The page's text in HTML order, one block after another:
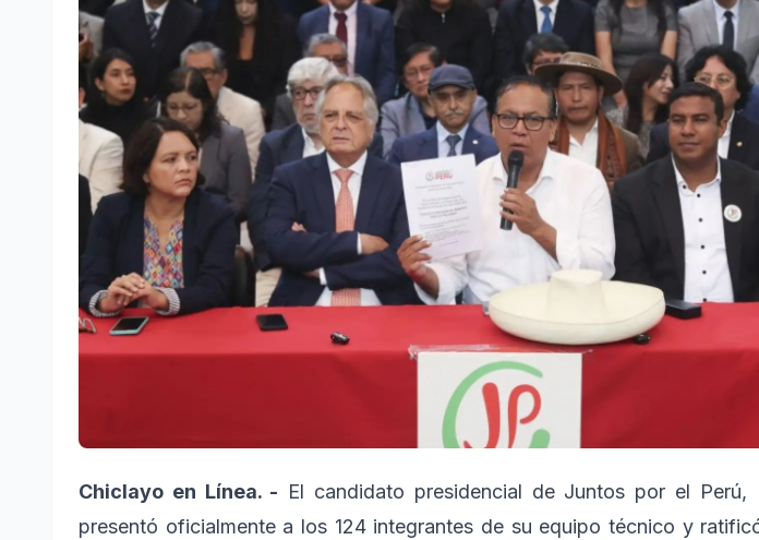
Chiclayo en Línea. - El candidato presidencial de Juntos por el Perú,
presentó oficialmente a los 124 integrantes de su equipo técnico y